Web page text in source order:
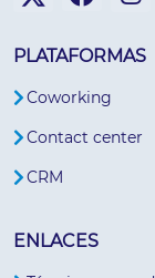
PLATAFORMAS
Coworking
Contact center
CRM
ENLACES